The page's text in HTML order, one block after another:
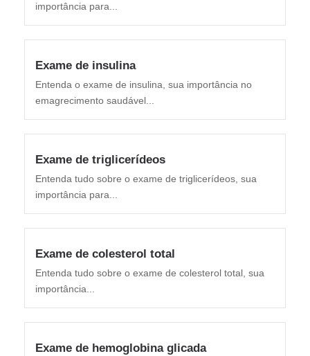
importância para...
Exame de insulina
Entenda o exame de insulina, sua importância no
emagrecimento saudável...
Exame de triglicerídeos
Entenda tudo sobre o exame de triglicerídeos, sua
importância para...
Exame de colesterol total
Entenda tudo sobre o exame de colesterol total, sua
importância...
Exame de hemoglobina glicada